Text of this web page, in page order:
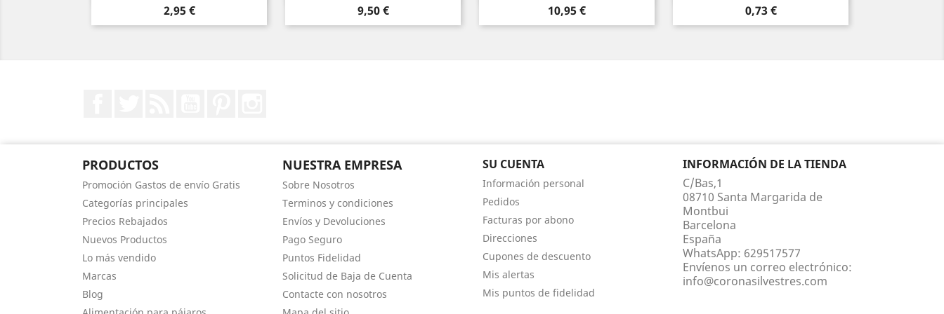
Precio
2,95 € Precio
9,50 € Precio
10,95 € Precio
0,73 €
PRODUCTOS
Promoción Gastos de envío Gratis
Categorías principales
Precios Rebajados
Nuevos Productos
Lo más vendido
Marcas
Blog
NUESTRA EMPRESA
Sobre Nosotros
Terminos y condiciones
Envíos y Devoluciones
Pago Seguro
Puntos Fidelidad
Solicitud de Baja de Cuenta
Contacte con nosotros
SU CUENTA
Información personal
Pedidos
Facturas por abono
Direcciones
Cupones de descuento
Mis alertas
Mis puntos de fidelidad
INFORMACIÓN DE LA TIENDA
C/Bas,1
08710 Santa Margarida de
Montbui
Barcelona
España
WhatsApp: 629517577
Envíenos un correo electrónico:
info@coronasilvestres.com